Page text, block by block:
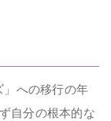
への移行の年
自分の根本的な